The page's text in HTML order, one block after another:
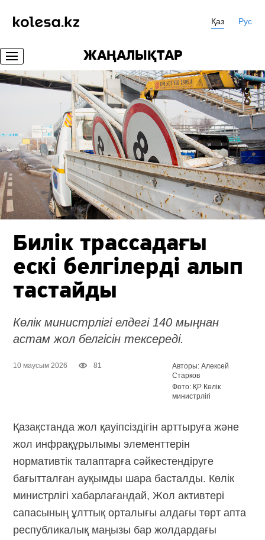
Қаз Рус
ЖАҢАЛЫҚТАР
Билік трассадағы
ескі белгілерді алып
тастайды
Көлік министрлігі елдегі 140 мыңнан
астам жол белгісін тексереді.
10 маусым 2026 81
Авторы: Алексей
Старков
Фото: ҚР Көлік
министрлігі
Қазақстанда жол қауіпсіздігін арттыруға және
жол инфрақұрылымы элементтерін
нормативтік талаптарға сәйкестендіруге
бағытталған ауқымды шара басталды. Көлік
министрлігі хабарлағандай, Жол активтері
сапасының ұлттық орталығы алдағы төрт апта
республикалық маңызы бар жолдардағы